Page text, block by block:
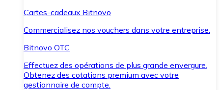
Cartes-cadeaux Bitnovo
Commercialisez nos vouchers dans votre entreprise.
Bitnovo OTC
Effectuez des opérations de plus grande envergure.
Obtenez des cotations premium avec votre
gestionnaire de compte.